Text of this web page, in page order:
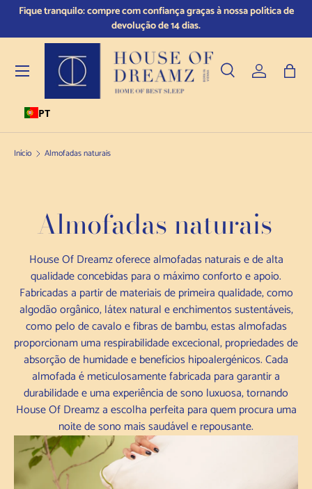
Saltar para o conteúdo
Fique tranquilo: compre com confiança graças à nossa política de
devolução de 14 dias.
PT
Pesquisar
Tipo de produto
PesquisarIniciar Saco
Menu
Início Almofadas naturais
Almofadas naturais
House Of Dreamz oferece almofadas naturais e de alta
qualidade concebidas para o máximo conforto e apoio.
Fabricadas a partir de materiais de primeira qualidade, como
algodão orgânico, látex natural e enchimentos sustentáveis,
como pelo de cavalo e fibras de bambu, estas almofadas
proporcionam uma respirabilidade excecional, propriedades de
absorção de humidade e benefícios hipoalergénicos. Cada
almofada é meticulosamente fabricada para garantir a
durabilidade e uma experiência de sono luxuosa, tornando
House Of Dreamz a escolha perfeita para quem procura uma
noite de sono mais saudável e repousante.